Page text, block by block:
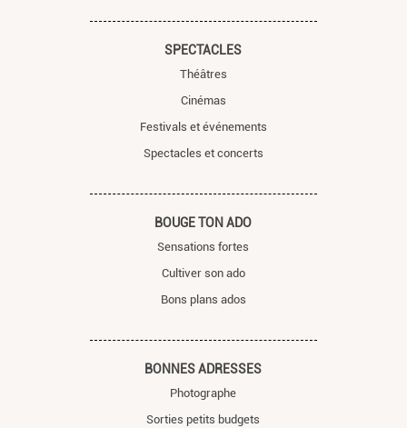
SPECTACLES
Théâtres
Cinémas
Festivals et événements
Spectacles et concerts
BOUGE TON ADO
Sensations fortes
Cultiver son ado
Bons plans ados
BONNES ADRESSES
Photographe
Sorties petits budgets